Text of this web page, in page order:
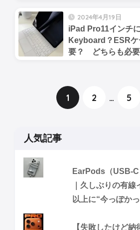
2024年4月19日
iPad Pro11インチ
Keyboard？ESR
要？ どちらも必
1 2 … 5
人気記事
EarPods（USB-
｜久しぶりの有
以上に“今っぽか
【失敗したけど